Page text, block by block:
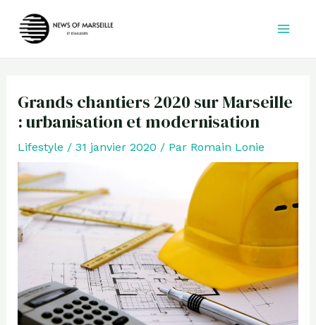
Grands chantiers 2020 sur Marseille
: urbanisation et modernisation
Lifestyle / 31 janvier 2020 / Par Romain Lonie